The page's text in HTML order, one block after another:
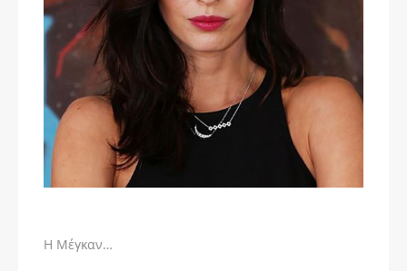
Η Μέγκαν…